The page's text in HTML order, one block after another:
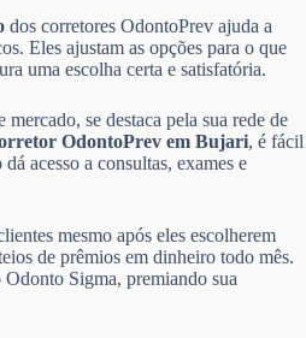
dos corretores OdontoPrev ajuda a
Eles ajustam as opções para o que
uma escolha certa e satisfatória.
mercado, se destaca pela sua rede de
OdontoPrev em Bujari, é fácil
acesso a consultas, exames e
mesmo após eles escolherem
de prêmios em dinheiro todo mês.
Sigma, premiando sua